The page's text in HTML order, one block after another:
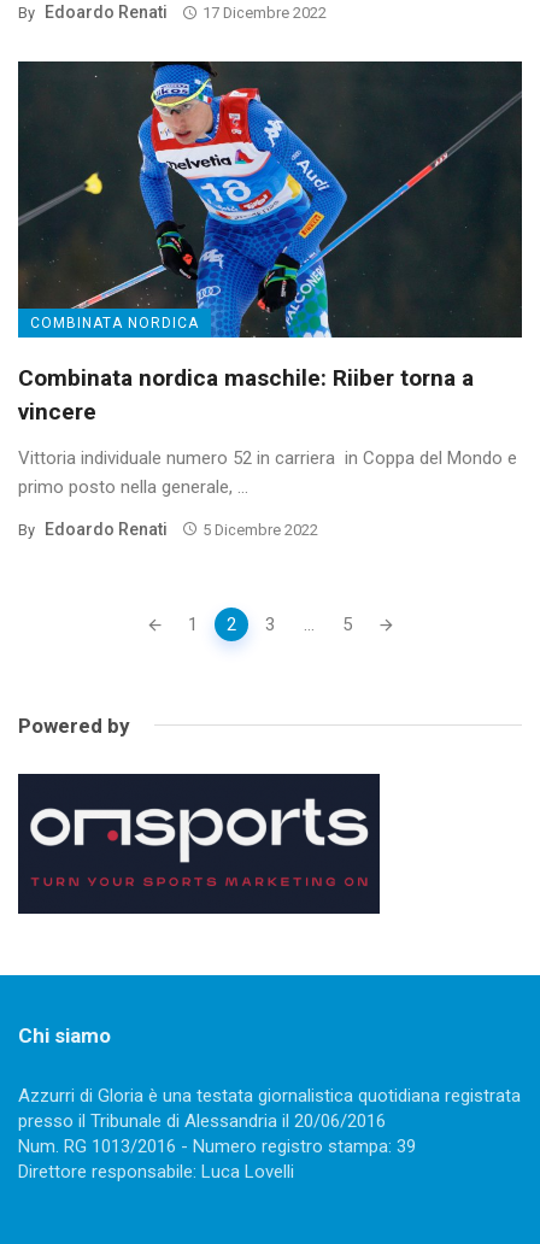
By Edoardo Renati 17 Dicembre 2022
COMBINATA NORDICA
Combinata nordica maschile: Riiber torna a
vincere
Vittoria individuale numero 52 in carriera in Coppa del Mondo e
primo posto nella generale, ...
By Edoardo Renati 5 Dicembre 2022
1 2 3 ... 5
Powered by
Chi siamo
Azzurri di Gloria è una testata giornalistica quotidiana registrata
presso il Tribunale di Alessandria il 20/06/2016
Num. RG 1013/2016 - Numero registro stampa: 39
Direttore responsabile: Luca Lovelli